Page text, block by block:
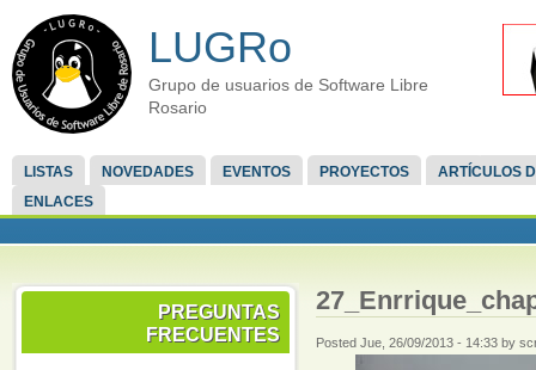
LUGRo
Grupo de usuarios de Software Libre
Rosario
LISTAS NOVEDADES EVENTOS PROYECTOS
ARTÍCULOS
ENLACES
PREGUNTAS
FRECUENTES
Posted Jue, 26/09/2013 - 14:33 by